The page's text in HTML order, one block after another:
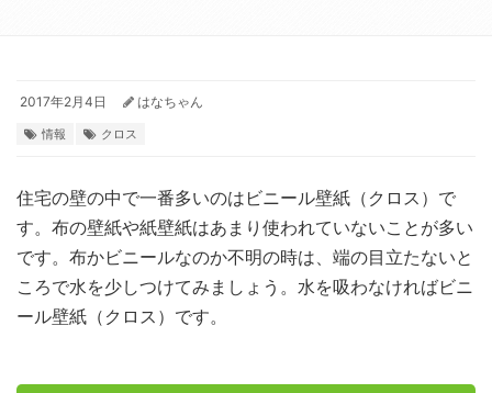
2017年2月4日 はなちゃん
情報 クロス
住宅の壁の中で一番多いのはビニール壁紙（クロス）で
す。布の壁紙や紙壁紙はあまり使われていないことが多い
です。布かビニールなのか不明の時は、端の目立たないと
ころで水を少しつけてみましょう。水を吸わなければビニ
ール壁紙（クロス）です。